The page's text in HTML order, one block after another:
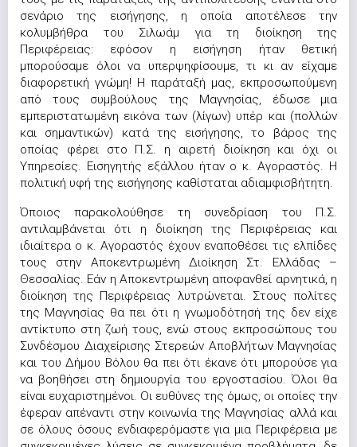
σενάριο της εισήγησης, η οποία αποτέλεσε την
κολυμβήθρα του Σιλωάμ για τη διοίκηση της
Περιφέρειας: εφόσον η εισήγηση ήταν θετική
μπορούσαμε όλοι να υπερψηφίσουμε, τι κι αν είχαμε
διαφορετική γνώμη! Η παράταξή μας, εκπροσωπούμενη
από τους συμβούλους της Μαγνησίας, έδωσε μια
εμπεριστατωμένη εικόνα των (λίγων) υπέρ και (πολλών
και σημαντικών) κατά της εισήγησης, το βάρος της
οποίας φέρει στο Π.Σ. η αιρετή διοίκηση και όχι οι
Υπηρεσίες. Εισηγητής εξάλλου ήταν ο κ. Αγοραστός. Η
πολιτική υφή της εισήγησης καθίσταται αδιαμφισβήτητη.
Όποιος παρακολούθησε τη συνεδρίαση του Π.Σ.
αντιλαμβάνεται ότι η διοίκηση της Περιφέρειας και
ιδιαίτερα ο κ. Αγοραστός έχουν εναποθέσει τις ελπίδες
τους στην Αποκεντρωμένη Διοίκηση Στ. Ελλάδας –
Θεσσαλίας. Εάν η Αποκεντρωμένη αποφανθεί αρνητικά, η
διοίκηση της Περιφέρειας λυτρώνεται. Στους πολίτες
της Μαγνησίας θα πει ότι η γνωμοδότησή της δεν είχε
αντίκτυπο στη ζωή τους, ενώ στους εκπροσώπους του
Συνδέσμου Διαχείρισης Στερεών Αποβλήτων Μαγνησίας
και του Δήμου Βόλου θα πει ότι έκανε ότι μπορούσε για
να βοηθήσει στη δημιουργία του εργοστασίου. Όλοι θα
είναι ευχαριστημένοι. Οι ευθύνες της όμως, οι οποίες την
έφεραν απέναντι στην κοινωνία της Μαγνησίας αλλά και
σε όλους όσους ενδιαφερόμαστε για μια Περιφέρεια με